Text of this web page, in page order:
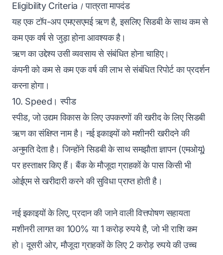
Eligibility Criteria।पात्रता मापदंड
यह एक टॉप-अप एमएसएमई ऋण है, इसलिए सिडबी के साथ कम से
कम एक वर्ष से जुड़ा होना आवश्यक है।
ऋण का उद्देश्य उसी व्यवसाय से संबंधित होना चाहिए।
कंपनी को कम से कम एक वर्ष की लाभ से संबंधित रिपोर्ट का प्रदर्शन
करना होगा।
10. Speed। स्पीड
स्पीड, जो उद्यम विकास के लिए उपकरणों की खरीद के लिए सिडबी
ऋण का संक्षिप्त नाम है। नई इकाइयों को मशीनरी खरीदने की
अनुमति देता है। जिन्होंने सिडबी के साथ समझौता ज्ञापन (एमओयू)
पर हस्ताक्षर किए हैं। बैंक के मौजूदा ग्राहकों के पास किसी भी
ओईएम से खरीदारी करने की सुविधा प्राप्त होती है।
नई इकाइयों के लिए, प्रदान की जाने वाली वित्तपोषण सहायता
मशीनरी लागत का 100% या 1 करोड़ रुपये है, जो भी राशि कम
हो। दूसरी ओर, मौजूदा ग्राहकों के लिए 2 करोड़ रुपये की उच्च